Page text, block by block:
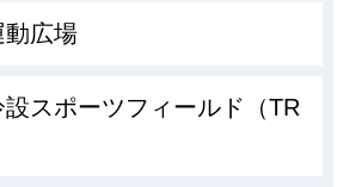
動広場
スポーツフィールド（TR